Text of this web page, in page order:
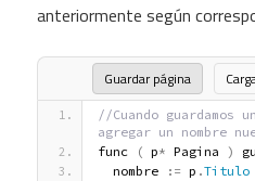
anteriormente según
Guardar página
//Cuando guardamos
agregar un nombre
func
( p* Pagina )
  nombre
: = p .Titulo